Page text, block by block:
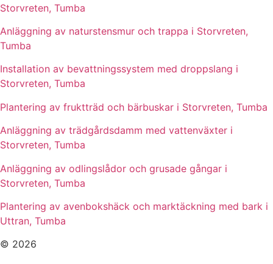
Storvreten, Tumba
Anläggning av naturstensmur och trappa i Storvreten,
Tumba
Installation av bevattningssystem med droppslang i
Storvreten, Tumba
Plantering av fruktträd och bärbuskar i Storvreten, Tumba
Anläggning av trädgårdsdamm med vattenväxter i
Storvreten, Tumba
Anläggning av odlingslådor och grusade gångar i
Storvreten, Tumba
Plantering av avenbokshäck och marktäckning med bark i
Uttran, Tumba
© 2026